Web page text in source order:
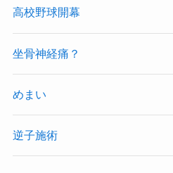
高校野球開幕
坐骨神経痛？
めまい
逆子施術